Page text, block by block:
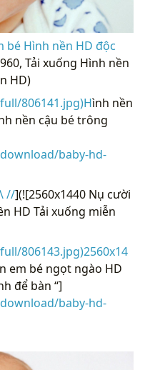
bé Hình nền HD độc
Tải xuống Hình nền
HD)
806141.jpg)Hình nền
nền cậu bé trông
baby-hd-
//](![2560x1440 Nụ cười
HD Tải xuống miễn
806143.jpg)2560x14
em bé ngọt ngào HD
để bàn “]
baby-hd-